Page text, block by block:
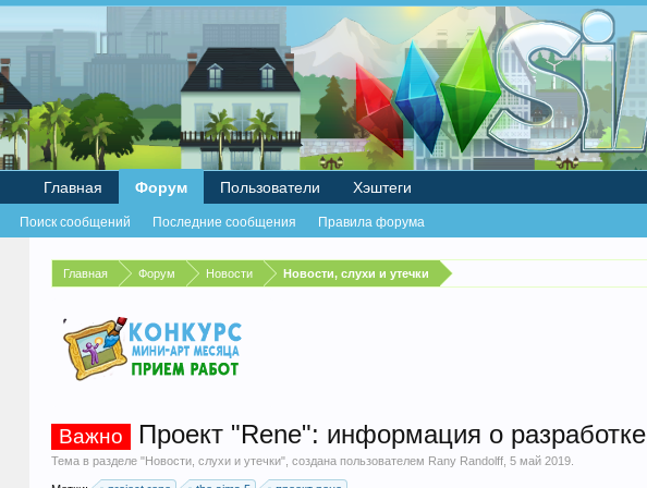
Главная Форум Новости Новости, слухи и утечки
Важно Проект "Rene": информация о разработке
Тема в разделе "Новости, слухи и утечки", создана пользователем Rany Randolff, 5 май 2019.
Главная Форум
Поиск сообщений Последние сообщения Правила форума
Пользователи Хэштеги